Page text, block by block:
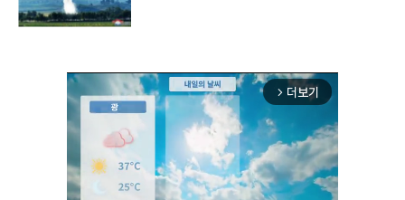
arrow_forward_ios 더보기